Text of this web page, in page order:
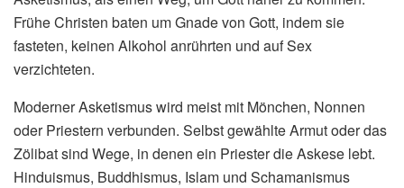
Frühe Christen baten um Gnade von Gott, indem sie
fasteten, keinen Alkohol anrührten und auf Sex
verzichteten.
Moderner Asketismus wird meist mit Mönchen, Nonnen
oder Priestern verbunden. Selbst gewählte Armut oder das
Zölibat sind Wege, in denen ein Priester die Askese lebt.
Hinduismus, Buddhismus, Islam und Schamanismus